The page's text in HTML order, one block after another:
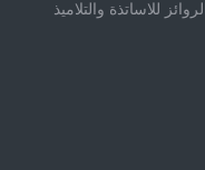
للاساتذة والتلاميذ